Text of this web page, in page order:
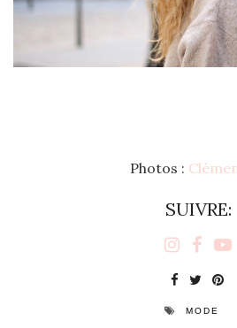
Photos :
SUIVRE:
MODE